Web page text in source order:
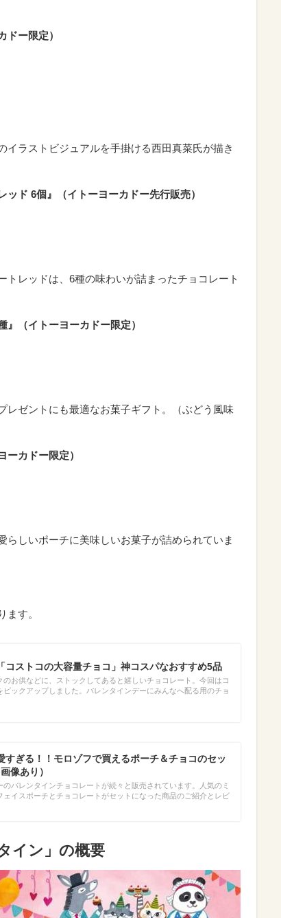
ドー限定）
ラストビジュアルを手掛ける西田真菜氏が描き
ッド 6個』（イトーヨーカドー先行販売）
レッドは、6種の味わいが詰まったチョコレート
』（イトーヨーカドー限定）
レゼントにも最適なお菓子ギフト。（ぶどう風味
ーカドー限定）
しいポーチに美味しいお菓子が詰められていま
す。
コストコの大容量チョコ」神コスパなおすすめ5品
お供などに、ストックしてあると嬉しいチョコレート。今回はコ
ピックアップしました。バレンタインデーにみんなへ配る用のチョ
すぎる！！モロゾフで買えるポーチ＆チョコのセッ
像あり）
バレンタインチョコレートが続々と販売されています。人気のミ
ェイスポーチとチョコレートがセットになった商品のご紹介とレビ
イン」の概要